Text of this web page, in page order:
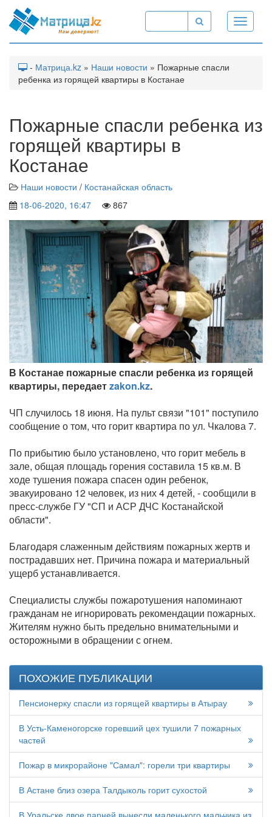
Toggle
- Матрица.kz » Наши новости » Пожарные спасли
ребенка из горящей квартиры в Костанае
Пожарные спасли ребенка из
горящей квартиры в
Костанае
Наши новости / Костанайская область
18-06-2020, 16:47
867
В Костанае пожарные спасли ребенка из горящей
квартиры, передаетzakon.kz.
ЧП случилось 18 июня. На пульт связи "101" поступило
сообщение о том, что горит квартира по ул. Чкалова 7.
По прибытию было установлено, что горит мебель в
зале, общая площадь горения составила 15 кв.м. В
ходе тушения пожара спасен один ребенок,
эвакуировано 12 человек, из них 4 детей, - сообщили в
пресс-службе ГУ "СП и АСР ДЧС Костанайской
области".
Благодаря слаженным действиям пожарных жертв и
пострадавших нет. Причина пожара и материальный
ущерб устанавливается.
Специалисты службы пожаротушения напоминают
гражданам не игнорировать рекомендации пожарных.
Жителям нужно быть предельно внимательными и
осторожными в обращении с огнем.
ПОХОЖИЕ ПУБЛИКАЦИИ
Пенсионерку спасли из горящей квартиры в Атырау
В Усть-Каменогорске горевший цех тушили 7 пожарных
частей
Пожар в микрорайоне "Самал": горели три квартиры
В Астане близ озера Талдыколь горит сухостой
В Уральске двое парней вынесли маленького мальчика из